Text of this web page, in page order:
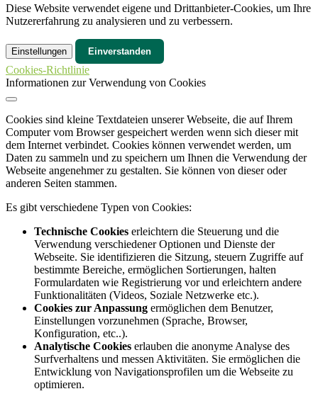
Diese Website verwendet eigene und Drittanbieter-Cookies, um Ihre
Nutzererfahrung zu analysieren und zu verbessern.
Einstellungen Einverstanden
Cookies-Richtlinie
Informationen zur Verwendung von Cookies
Cookies sind kleine Textdateien unserer Webseite, die auf Ihrem
Computer vom Browser gespeichert werden wenn sich dieser mit
dem Internet verbindet. Cookies können verwendet werden, um
Daten zu sammeln und zu speichern um Ihnen die Verwendung der
Webseite angenehmer zu gestalten. Sie können von dieser oder
anderen Seiten stammen.
Es gibt verschiedene Typen von Cookies:
Technische Cookies erleichtern die Steuerung und die
Verwendung verschiedener Optionen und Dienste der
Webseite. Sie identifizieren die Sitzung, steuern Zugriffe auf
bestimmte Bereiche, ermöglichen Sortierungen, halten
Formulardaten wie Registrierung vor und erleichtern andere
Funktionalitäten (Videos, Soziale Netzwerke etc.).
Cookies zur Anpassung ermöglichen dem Benutzer,
Einstellungen vorzunehmen (Sprache, Browser,
Konfiguration, etc..).
Analytische Cookies erlauben die anonyme Analyse des
Surfverhaltens und messen Aktivitäten. Sie ermöglichen die
Entwicklung von Navigationsprofilen um die Webseite zu
optimieren.